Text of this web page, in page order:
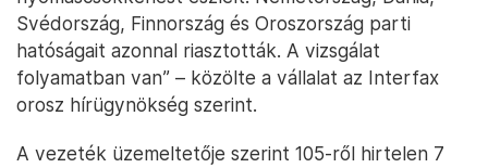
Svédország, Finnország és Oroszország parti
hatóságait azonnal riasztották. A vizsgálat
folyamatban van” – közölte a vállalat az Interfax
orosz hírügynökség szerint.
A vezeték üzemeltetője szerint 105-ről hirtelen 7